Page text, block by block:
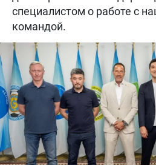
специалистом о работе с
командой.